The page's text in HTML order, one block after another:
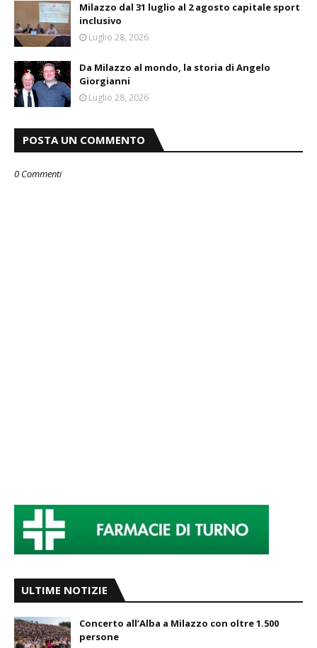
Milazzo dal 31 luglio al 2 agosto capitale sport
inclusivo
Luglio 28, 2026
Da Milazzo al mondo, la storia di Angelo
Giorgianni
Luglio 28, 2026
POSTA UN COMMENTO
0 Commenti
ULTIME NOTIZIE
Concerto all’Alba a Milazzo con oltre 1.500
persone